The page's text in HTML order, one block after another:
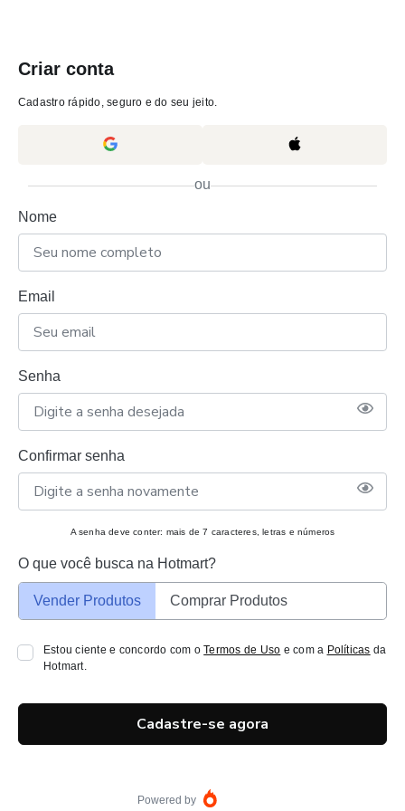
Criar conta
Cadastro rápido, seguro e do seu jeito.
ou
Nome
Email
Senha
Confirmar senha
A senha deve conter: mais de 7 caracteres, letras e números
O que você busca na Hotmart?
Vender Produtos Comprar Produtos
Estou ciente e concordo com oTermos de Uso e com a Políticas da
Hotmart.
Cadastre-se agora
Powered by